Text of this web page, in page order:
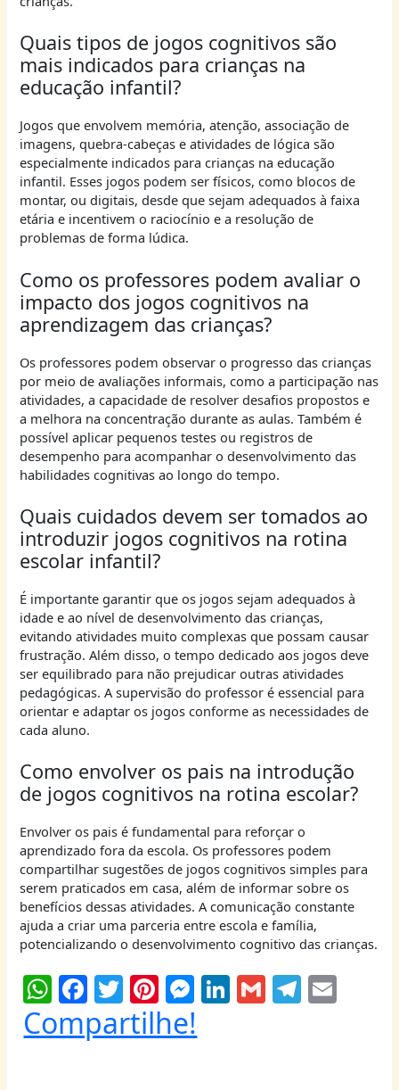
Quais tipos de jogos cognitivos são
mais indicados para crianças na
educação infantil?
Jogos que envolvem memória, atenção, associação de
imagens, quebra-cabeças e atividades de lógica são
especialmente indicados para crianças na educação
infantil. Esses jogos podem ser físicos, como blocos de
montar, ou digitais, desde que sejam adequados à faixa
etária e incentivem o raciocínio e a resolução de
problemas de forma lúdica.
Como os professores podem avaliar o
impacto dos jogos cognitivos na
aprendizagem das crianças?
Os professores podem observar o progresso das crianças
por meio de avaliações informais, como a participação nas
atividades, a capacidade de resolver desafios propostos e
a melhora na concentração durante as aulas. Também é
possível aplicar pequenos testes ou registros de
desempenho para acompanhar o desenvolvimento das
habilidades cognitivas ao longo do tempo.
Quais cuidados devem ser tomados ao
introduzir jogos cognitivos na rotina
escolar infantil?
É importante garantir que os jogos sejam adequados à
idade e ao nível de desenvolvimento das crianças,
evitando atividades muito complexas que possam causar
frustração. Além disso, o tempo dedicado aos jogos deve
ser equilibrado para não prejudicar outras atividades
pedagógicas. A supervisão do professor é essencial para
orientar e adaptar os jogos conforme as necessidades de
cada aluno.
Como envolver os pais na introdução
de jogos cognitivos na rotina escolar?
Envolver os pais é fundamental para reforçar o
aprendizado fora da escola. Os professores podem
compartilhar sugestões de jogos cognitivos simples para
serem praticados em casa, além de informar sobre os
benefícios dessas atividades. A comunicação constante
ajuda a criar uma parceria entre escola e família,
potencializando o desenvolvimento cognitivo das crianças.
W
h
at
F
a
c
T
w
itt
Pi
nt
er
M
ss
Li G T
Compartilhe!